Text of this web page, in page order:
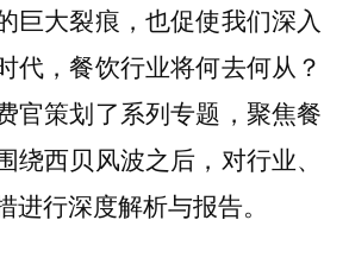
巨大裂痕，也促使我们深入
代，餐饮行业将何去何从？
官策划了系列专题，聚焦餐
绕西贝风波之后，对行业、
进行深度解析与报告。